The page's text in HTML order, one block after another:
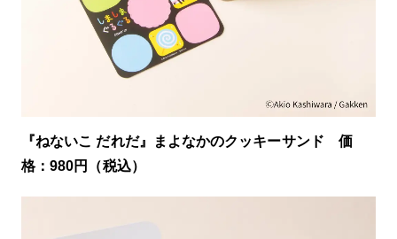
『ねないこ だれだ』まよなかのクッキーサンド 価
格：980円（税込）